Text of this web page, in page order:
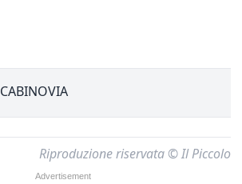
CABINOVIA
Riproduzione riservata © Il Piccolo